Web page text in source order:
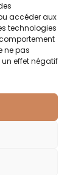
accéder aux
technologies
ne pas
effet négatif